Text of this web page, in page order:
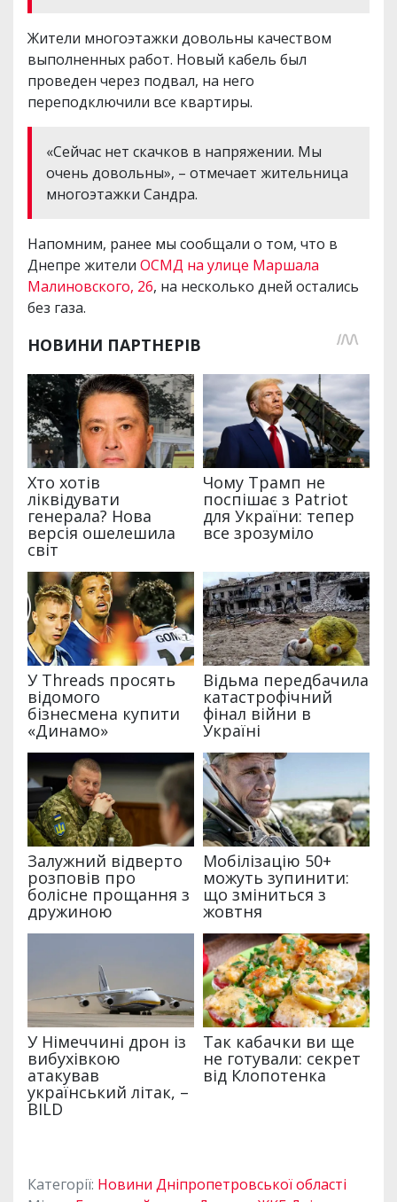
Жители многоэтажки довольны качеством
выполненных работ. Новый кабель был
проведен через подвал, на него
переподключили все квартиры.
«Сейчас нет скачков в напряжении. Мы
очень довольны», – отмечает жительница
многоэтажки Сандра.
Напомним, ранее мы сообщали о том, что в
Днепре жители ОСМД на улице Маршала
Малиновского, 26, на несколько дней остались
без газа.
Категорії: Новини Дніпропетровської області